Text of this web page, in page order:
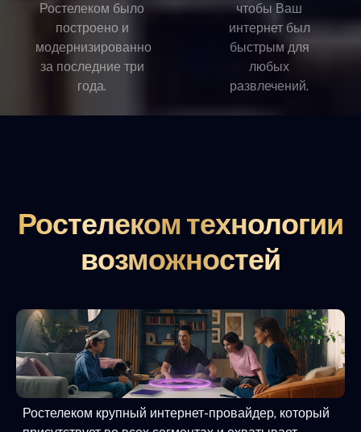
Ростелеком было
построено и
модернизированно
за последние три
года.
чтобы Ваш
интернет был
быстрым для
любых
развлечений.
Ростелеком технологии
возможностей
Ростелеком крупный интернет-провайдер, который